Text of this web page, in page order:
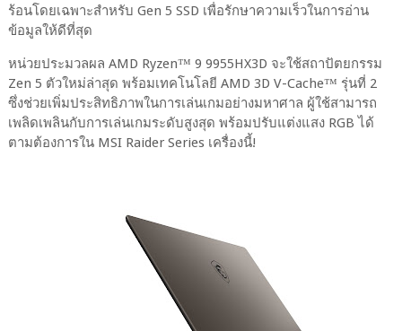
ร้อนโดยเฉพาะสำหรับ Gen 5 SSD เพื่อรักษาความเร็วในการอ่าน
ข้อมูลให้ดีที่สุด
หน่วยประมวลผล AMD Ryzen™ 9 9955HX3D จะใช้สถาปัตยกรรม
Zen 5 ตัวใหม่ล่าสุด พร้อมเทคโนโลยี AMD 3D V-Cache™ รุ่นที่ 2
ซึ่งช่วยเพิ่มประสิทธิภาพในการเล่นเกมอย่างมหาศาล ผู้ใช้สามารถ
เพลิดเพลินกับการเล่นเกมระดับสูงสุด พร้อมปรับแต่งแสง RGB ได้
ตามต้องการใน MSI Raider Series เครื่องนี้!